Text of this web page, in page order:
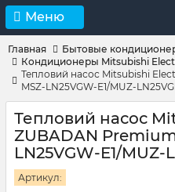
Меню
Главная
Бытовые
Кондиционеры Mitsubishi
Тепловий насос Mitsubishi
MSZ-LN25VGW-E1/MUZ-
Тепловий насос
ZUBADAN
LN25VGW-E1/MUZ-
Артикул: